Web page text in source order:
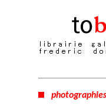
photographies